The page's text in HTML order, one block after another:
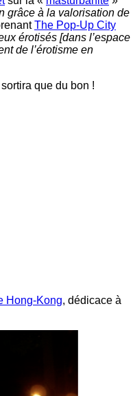
grâce à la valorisation de
The Pop-Up City
érotisés [dans l’espace
de l’érotisme en
que du bon !
Hong-Kong, dédicace à